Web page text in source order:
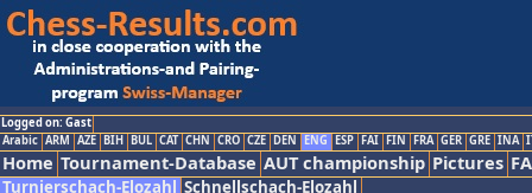
Logged on: Gast
Arabic ARM AZE BIH BUL CAT CHN CRO CZE DEN ENG ESP FAI FIN FRA GER GRE INA
Home Tournament-Database AUT championship Pictures
Turnierschach-Elozahl Schnellschach-Elozahl